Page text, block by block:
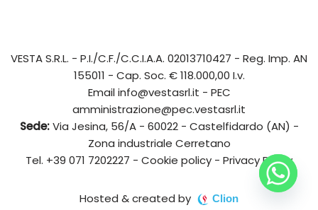
VESTA S.R.L. - P.I./C.F./C.C.I.A.A. 02013710427 - Reg. Imp. AN
155011 - Cap. Soc. € 118.000,00 I.v.
Emailinfo@vestasrl.it - PEC
amministrazione@pec.vestasrl.it
Sede:Via Jesina, 56/A - 60022 - Castelfidardo (AN) -
Zona industriale Cerretano
Tel. +39 071 7202227 - Cookie policy - Privacy Policy
Hosted & created by Clion